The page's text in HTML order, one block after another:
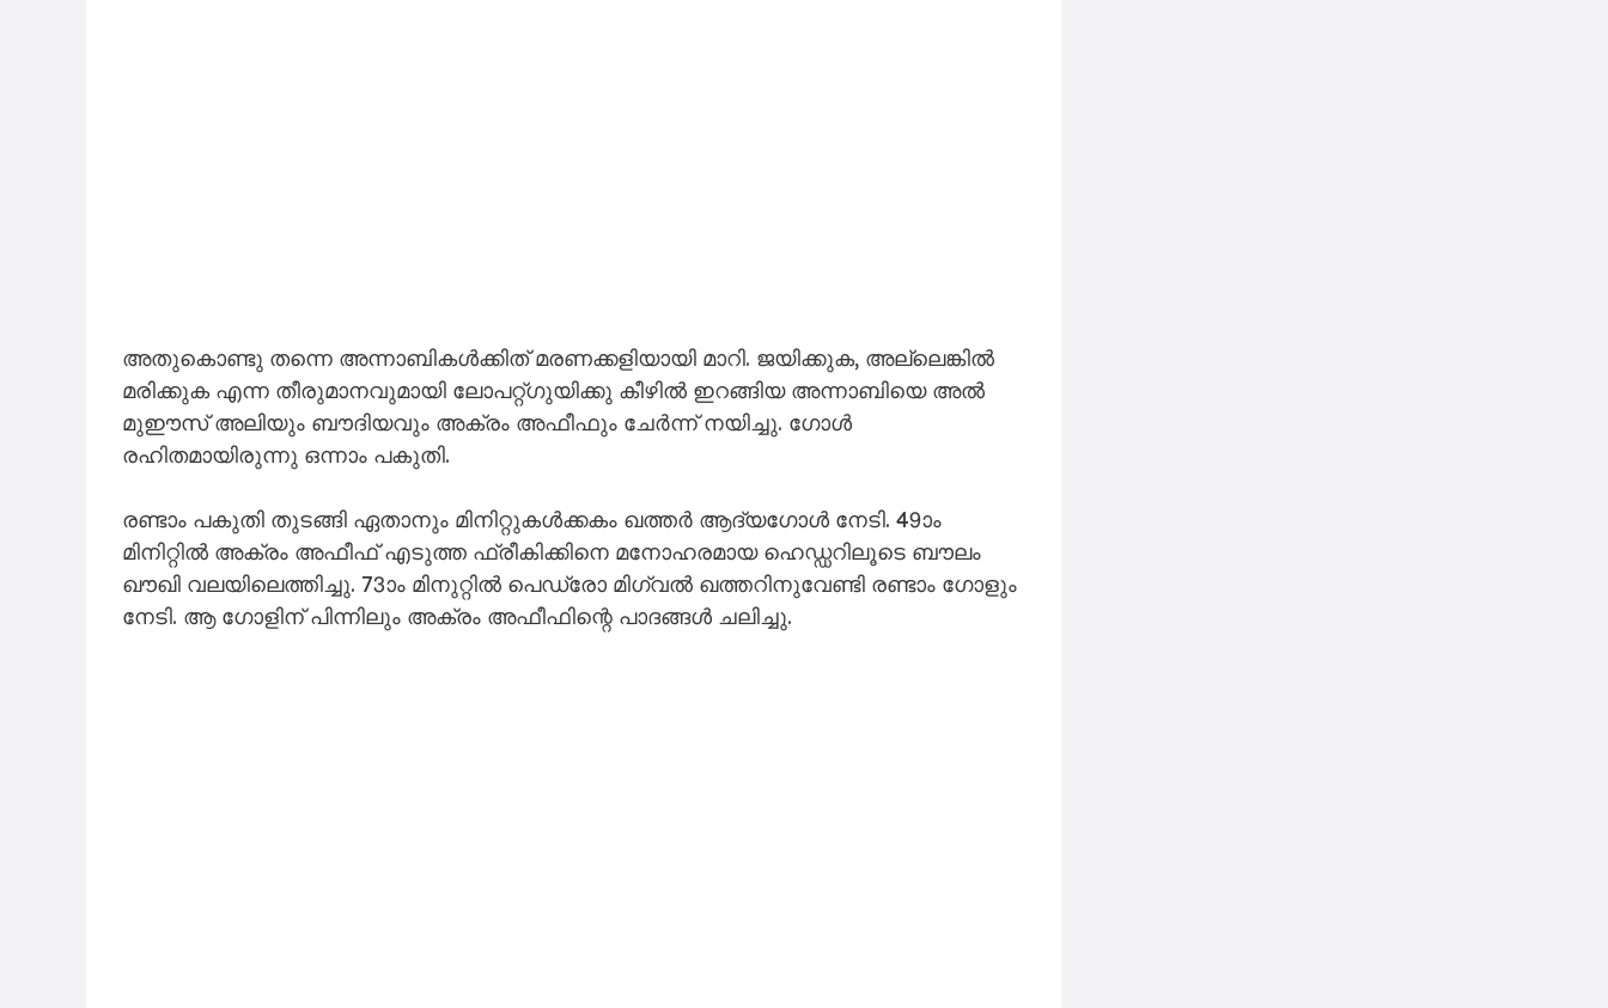
അതു​കൊണ്ടു തന്നെ അന്നാബികൾക്കിത് മരണക്കളിയായി മാറി. ജയിക്കുക, അല്ലെങ്കിൽ
മരിക്കുക എന്ന തീരുമാനവുമായി ലോപറ്റ്ഗുയിക്കു കീഴിൽ ഇറങ്ങിയ അന്നാബിയെ അൽ
മുഈസ് അലിയും ബൗദിയവും അക്രം അഫീഫും ചേർന്ന് നയിച്ചു. ഗോൾ
രഹിതമായിരുന്നു ഒന്നാം പകുതി.
രണ്ടാം പകുതി തുടങ്ങി ഏതാനും മിനിറ്റുകൾക്കകം ഖത്തർ ആദ്യഗോൾ നേടി. 49ാം
മിനിറ്റിൽ അക്രം അഫീഫ് എടുത്ത ഫ്രീകിക്കിനെ മനോഹരമായ ഹെഡ്ഡറിലൂടെ ബൗലം
ഖൗഖി വലയിലെത്തിച്ചു. 73ാം മിനുറ്റിൽ പെഡ്രോ മിഗ്വൽ ഖത്തറിനുവേണ്ടി രണ്ടാം ഗോളും
നേടി. ആ ഗോളിന് പിന്നിലും അക്രം അഫീഫിന്റെ പാദങ്ങൾ ചലിച്ചു.